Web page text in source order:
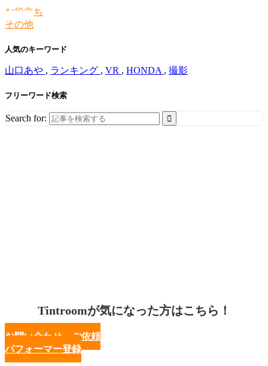
お役立ち
その他
人気のキーワード
山口あや , ランキング , VR , HONDA , 撮影
フリーワード検索
Search for:
Tintroomが気になった方はこちら！
お問い合わせ・ご依頼
パフォーマー登録